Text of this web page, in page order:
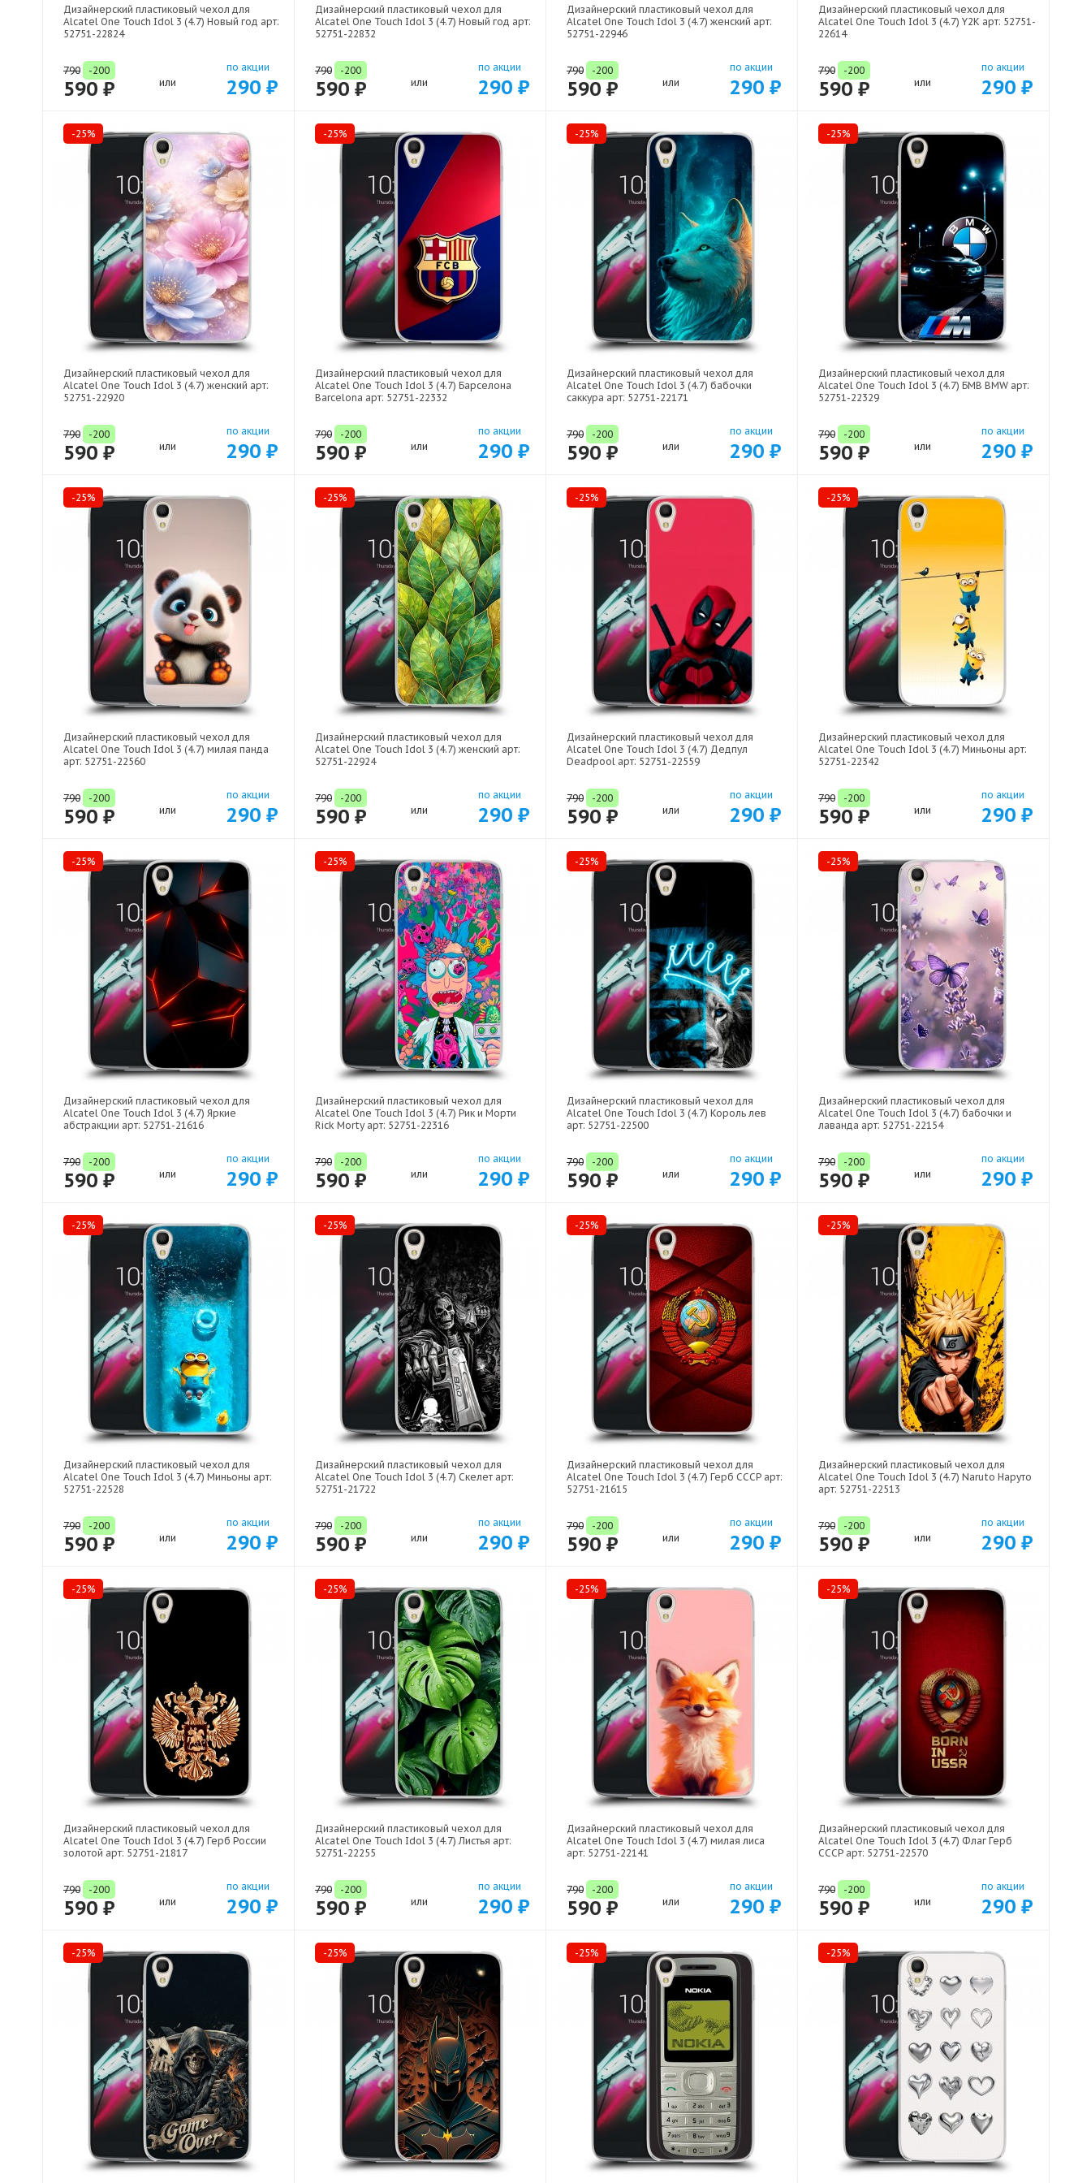
Дизайнерский пластиковый чехол для
Alcatel One Touch Idol 3 (4.7) Новый год арт:
52751-22824
790 -200
590 ₽ или
по акции
290 ₽
Дизайнерский пластиковый чехол для
Alcatel One Touch Idol 3 (4.7) Новый год арт:
52751-22832
790 -200
590 ₽ или
по акции
290 ₽
Дизайнерский пластиковый чехол для
Alcatel One Touch Idol 3 (4.7) женский арт:
52751-22946
790 -200
590 ₽ или
по акции
290 ₽
Дизайнерский пластиковый чехол для
Alcatel One Touch Idol 3 (4.7) Y2K арт: 52751-
22614
790 -200
590 ₽ или
по акции
290 ₽
-25%
Дизайнерский пластиковый чехол для
Alcatel One Touch Idol 3 (4.7) женский арт:
52751-22920
790 -200
590 ₽ или
по акции
290 ₽
-25%
Дизайнерский пластиковый чехол для
Alcatel One Touch Idol 3 (4.7) Барселона
Barcelona арт: 52751-22332
790 -200
590 ₽ или
по акции
290 ₽
-25%
Дизайнерский пластиковый чехол для
Alcatel One Touch Idol 3 (4.7) бабочки
саккура арт: 52751-22171
790 -200
590 ₽ или
по акции
290 ₽
-25%
Дизайнерский пластиковый чехол для
Alcatel One Touch Idol 3 (4.7) БМВ BMW арт:
52751-22329
790 -200
590 ₽ или
по акции
290 ₽
-25%
Дизайнерский пластиковый чехол для
Alcatel One Touch Idol 3 (4.7) милая панда
арт: 52751-22560
790 -200
590 ₽ или
по акции
290 ₽
-25%
Дизайнерский пластиковый чехол для
Alcatel One Touch Idol 3 (4.7) женский арт:
52751-22924
790 -200
590 ₽ или
по акции
290 ₽
-25%
Дизайнерский пластиковый чехол для
Alcatel One Touch Idol 3 (4.7) Дедпул
Deadpool арт: 52751-22559
790 -200
590 ₽ или
по акции
290 ₽
-25%
Дизайнерский пластиковый чехол для
Alcatel One Touch Idol 3 (4.7) Миньоны арт:
52751-22342
790 -200
590 ₽ или
по акции
290 ₽
-25%
Дизайнерский пластиковый чехол для
Alcatel One Touch Idol 3 (4.7) Яркие
абстракции арт: 52751-21616
790 -200
590 ₽ или
по акции
290 ₽
-25%
Дизайнерский пластиковый чехол для
Alcatel One Touch Idol 3 (4.7) Рик и Морти
Rick Morty арт: 52751-22316
790 -200
590 ₽ или
по акции
290 ₽
-25%
Дизайнерский пластиковый чехол для
Alcatel One Touch Idol 3 (4.7) Король лев
арт: 52751-22500
790 -200
590 ₽ или
по акции
290 ₽
-25%
Дизайнерский пластиковый чехол для
Alcatel One Touch Idol 3 (4.7) бабочки и
лаванда арт: 52751-22154
790 -200
590 ₽ или
по акции
290 ₽
-25%
Дизайнерский пластиковый чехол для
Alcatel One Touch Idol 3 (4.7) Миньоны арт:
52751-22528
790 -200
590 ₽ или
по акции
290 ₽
-25%
Дизайнерский пластиковый чехол для
Alcatel One Touch Idol 3 (4.7) Скелет арт:
52751-21722
790 -200
590 ₽ или
по акции
290 ₽
-25%
Дизайнерский пластиковый чехол для
Alcatel One Touch Idol 3 (4.7) Герб СССР арт:
52751-21615
790 -200
590 ₽ или
по акции
290 ₽
-25%
Дизайнерский пластиковый чехол для
Alcatel One Touch Idol 3 (4.7) Naruto Наруто
арт: 52751-22513
790 -200
590 ₽ или
по акции
290 ₽
-25%
Дизайнерский пластиковый чехол для
Alcatel One Touch Idol 3 (4.7) Герб России
золотой арт: 52751-21817
790 -200
590 ₽ или
по акции
290 ₽
-25%
Дизайнерский пластиковый чехол для
Alcatel One Touch Idol 3 (4.7) Листья арт:
52751-22255
790 -200
590 ₽ или
по акции
290 ₽
-25%
Дизайнерский пластиковый чехол для
Alcatel One Touch Idol 3 (4.7) милая лиса
арт: 52751-22141
790 -200
590 ₽ или
по акции
290 ₽
-25%
Дизайнерский пластиковый чехол для
Alcatel One Touch Idol 3 (4.7) Флаг Герб
СССР арт: 52751-22570
790 -200
590 ₽ или
по акции
290 ₽
-25% -25% -25% -25%